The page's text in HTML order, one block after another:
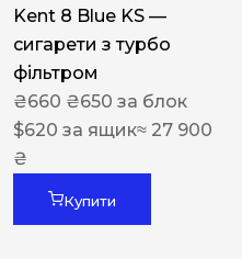
Kent 8 Blue KS —
сигарети з турбо
фільтром
₴660 ₴650 за блок
$620 за ящик≈ 27 900
₴
Купити